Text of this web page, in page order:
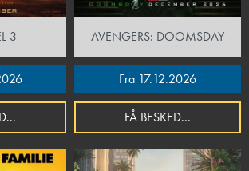
3 AVENGERS: DOOMSDAY
Fra 17.12.2026
FÅ BESKED...